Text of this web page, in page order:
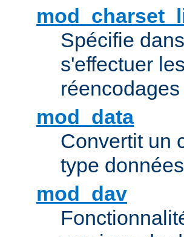
Spécifie
s'effectuer
réencodages
mod_data
Convertit un
type
mod_dav